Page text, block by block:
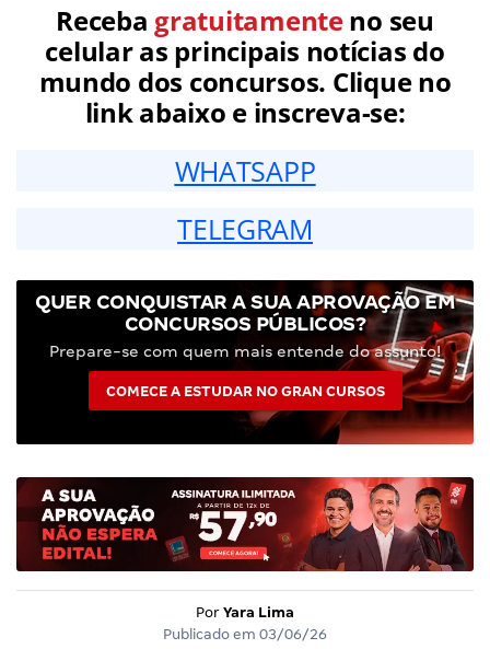
Receba gratuitamenteno seu
celular as principais notícias do
mundo dos concursos. Clique no
link abaixo e inscreva-se:
WHATSAPP
TELEGRAM
QUER CONQUISTAR A SUA APROVAÇÃO EM
CONCURSOS PÚBLICOS?
Prepare-se com quem mais entende do assunto!
COMECE A ESTUDAR NO GRAN CURSOS
Por Yara Lima
Publicado em 03/06/26